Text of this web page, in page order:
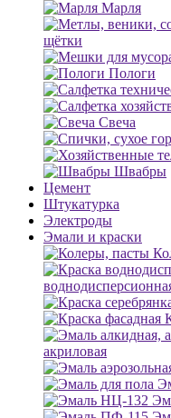
Марля
щётки
Пологи
Свеча
Швабры
Цемент
Штукатурка
Электроды
Эмали и краски
акриловая